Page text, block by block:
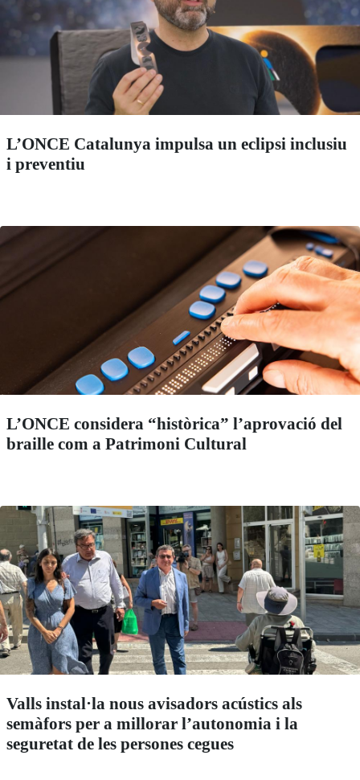
L’ONCE Catalunya impulsa un eclipsi inclusiu
i preventiu
L’ONCE considera “històrica” l’aprovació del
braille com a Patrimoni Cultural
Valls instal·la nous avisadors acústics als
semàfors per a millorar l’autonomia i la
seguretat de les persones cegues